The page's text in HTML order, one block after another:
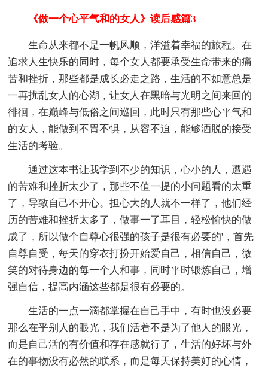
《做一个心平气和的女人》读后感篇3
生命从来都不是一帆风顺，洋溢着幸福的旅程。在
追求人生快乐的同时，每个女人都要承受生命带来的痛
苦和挫折，那些都是成长必走之路，生活的不如意总是
一再扰乱女人的心湖，让女人在黑暗与光明之间来回的
徘徊，在巅峰与低俗之间巡回，此时只有那些心平气和
的女人，能做到不胃不惧，从容不迫，能够洒脱的接受
生活的考验。
通过这本书让我学到不少的知识，心小的人，遭遇
的苦难和挫折太少了，那些不值一提的小问题看的太重
了，导致自己不开心。担心大的人就不一样了，他们经
历的苦难和挫折太多了，做事一了耳目，轻松愉快的做
成了，所以做个自尊心很强的孩子是很有必要的'，首先
自尊自受，每天的穿衣打扮开始爱自己，相信自己，微
笑的对待身边的每一个人和事，同时平时锻炼自己，增
强自信，提高内涵这些都是很有必要的。
生活的一点一滴都掌握在自己手中，有时也没必要
那么在乎别人的眼光，我们活着不是为了他人的眼光，
而是自己活的有价值和存在感就行了，生活的好坏与外
在的事物没有必然的联系，而是每天保持美好的心情，